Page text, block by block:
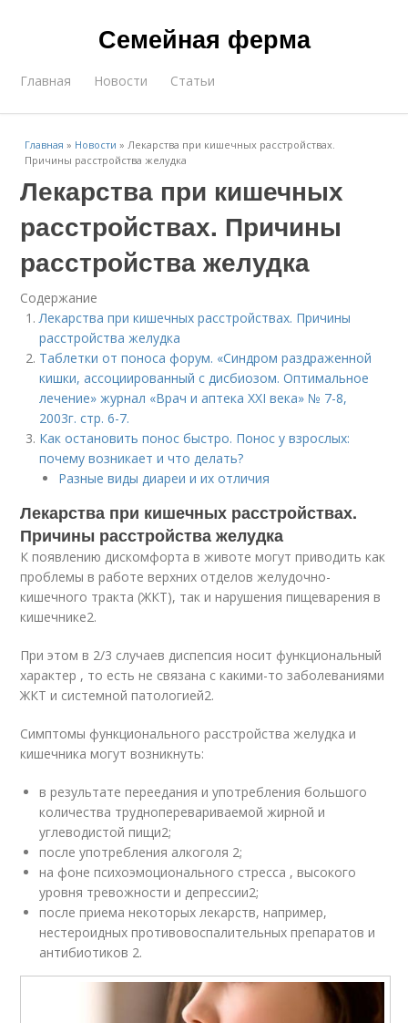
Семейная ферма
Главная Новости Статьи
Главная » Новости »Лекарства при кишечных расстройствах.
Причины расстройства желудка
Лекарства при кишечных
расстройствах. Причины
расстройства желудка
Содержание
Лекарства при кишечных расстройствах. Причины
расстройства желудка
Таблетки от поноса форум. «Синдром раздраженной
кишки, ассоциированный с дисбиозом. Оптимальное
лечение» журнал «Врач и аптека XXI века» № 7-8,
2003г. стр. 6-7.
Как остановить понос быстро. Понос у взрослых:
почему возникает и что делать?
Разные виды диареи и их отличия
Лекарства при кишечных расстройствах.
Причины расстройства желудка
К появлению дискомфорта в животе могут приводить как
проблемы в работе верхних отделов желудочно-
кишечного тракта (ЖКТ), так и нарушения пищеварения в
кишечнике2.
При этом в 2/3 случаев диспепсия носит функциональный
характер , то есть не связана с какими-то заболеваниями
ЖКТ и системной патологией2.
Симптомы функционального расстройства желудка и
кишечника могут возникнуть:
в результате переедания и употребления большого
количества трудноперевариваемой жирной и
углеводистой пищи2;
после употребления алкоголя 2;
на фоне психоэмоционального стресса , высокого
уровня тревожности и депрессии2;
после приема некоторых лекарств, например,
нестероидных противовоспалительных препаратов и
антибиотиков 2.